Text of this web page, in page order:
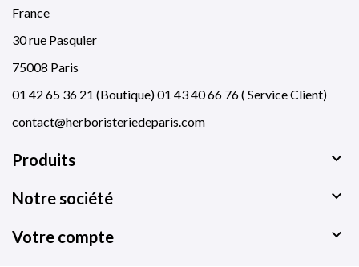
France
30 rue Pasquier
75008 Paris
01 42 65 36 21 (Boutique) 01 43 40 66 76 ( Service Client)
contact@herboristeriedeparis.com
Produits 
Notre société 
Votre compte 